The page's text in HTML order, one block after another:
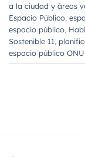
a la ciudad y áreas
Espacio Público
espacio público
Sostenible 11
espacio público